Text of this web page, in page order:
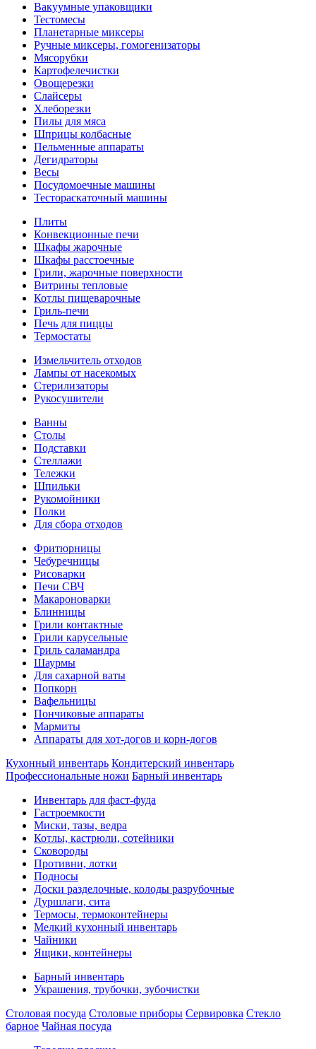
Вакуумные упаковщики
Тестомесы
Планетарные миксеры
Ручные миксеры, гомогенизаторы
Мясорубки
Картофелечистки
Овощерезки
Слайсеры
Хлеборезки
Пилы для мяса
Шприцы колбасные
Пельменные аппараты
Дегидраторы
Весы
Посудомоечные машины
Тестораскаточный машины
Плиты
Конвекционные печи
Шкафы жарочные
Шкафы расстоечные
Грили, жарочные поверхности
Витрины тепловые
Котлы пищеварочные
Гриль-печи
Печь для пиццы
Термостаты
Измельчитель отходов
Лампы от насекомых
Стерилизаторы
Рукосушители
Ванны
Столы
Подставки
Стеллажи
Тележки
Шпильки
Рукомойники
Полки
Для сбора отходов
Фритюрницы
Чебуречницы
Рисоварки
Печи СВЧ
Макароноварки
Блинницы
Грили контактные
Грили карусельные
Гриль саламандра
Шаурмы
Для сахарной ваты
Попкорн
Вафельницы
Пончиковые аппараты
Мармиты
Аппараты для хот-догов и корн-догов
Кухонный инвентарь Кондитерский инвентарь
Профессиональные ножи Барный инвентарь
Инвентарь для фаст-фуда
Гастроемкости
Миски, тазы, ведра
Котлы, кастрюли, сотейники
Сковороды
Противни, лотки
Подносы
Доски разделочные, колоды разрубочные
Дуршлаги, сита
Термосы, термоконтейнеры
Мелкий кухонный инвентарь
Чайники
Ящики, контейнеры
Барный инвентарь
Украшения, трубочки, зубочистки
Столовая посуда Столовые приборы Сервировка Стекло
барное Чайная посуда